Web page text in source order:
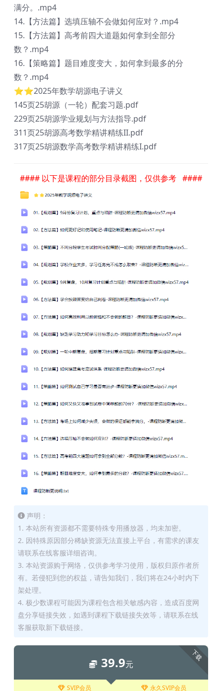
满分。.mp4
14.【方法篇】选填压轴不会做如何应对？.mp4
15.【方法篇】高考前四大道题如何拿到全部分
数？.mp4
16.【策略篇】题目难度变大，如何拿到最多的分
数？.mp4
⭐⭐2025年数学胡源电子讲义
145页25胡源（一轮）配套习题.pdf
229页25胡源学业规划与方法指导.pdf
311页25胡源高考数学精讲精练II.pdf
317页25胡源数学高考数学精讲精练I.pdf
#### 以下是课程的部分目录截图，仅供参考 ####
声明：
1. 本站所有资源都不需要特殊专用播放器，均未加密。
2. 因特殊原因部分稀缺资源无法直接上平台，有需求的课友
请联系在线客服详细咨询。
3. 本站资源购于网络，仅供参考学习使用，版权归原作者所
有。若侵犯到您的权益，请告知我们，我们将在24小时内下
架处理。
4. 极少数课程可能因为课程包含相关敏感内容，造成百度网
盘分享链接失效，如遇到课程下载链接失效等，请联系在线
客服获取新下载链接。
下载
39.9元
SVIP会员 永久SVIP会员